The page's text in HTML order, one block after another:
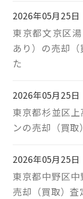
2026年05月25日
東京都文京区
あり）の売却
た
2026年05月25日
東京都杉並区
ンの売却（買
2026年05月25日
東京都中野区
売却（買取）